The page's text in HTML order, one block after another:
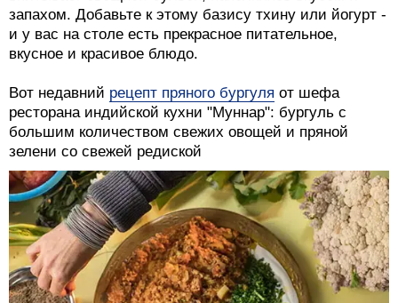
запахом. Добавьте к этому базису тхину или йогурт -
и у вас на столе есть прекрасное питательное,
вкусное и красивое блюдо.
Вот недавний рецепт пряного бургуля от шефа
ресторана индийской кухни "Муннар": бургуль с
большим количеством свежих овощей и пряной
зелени со свежей редиской